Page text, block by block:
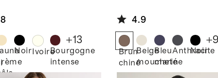
Noir IvoireBourgogne
intense
+13
biologique à
col rond
4.9
Brun
chiné
Beige
moucheté
Bleu
marine
Anthracite
Noir
+